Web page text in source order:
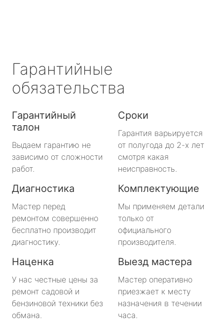
Гарантийные
обязательства
Гарантийный
талон
Выдаем гарантию не
зависимо от сложности
работ.
Сроки
Гарантия варьируется
от полугода до 2-х лет
смотря какая
неисправность.
Диагностика
Мастер перед
ремонтом совершенно
бесплатно производит
диагностику.
Комплектующие
Мы применяем детали
только от
официального
производителя.
Наценка
У нас честные цены за
ремонт садовой и
бензиновой техники без
обмана.
Выезд мастера
Мастер оперативно
приезжает к месту
назначения в течении
часа.